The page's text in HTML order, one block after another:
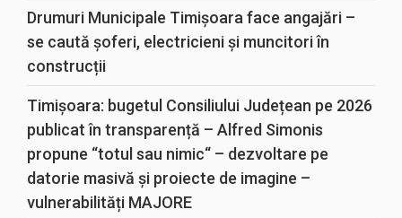
Drumuri Municipale Timișoara face angajări –
se caută șoferi, electricieni și muncitori în
construcții
Timișoara: bugetul Consiliului Județean pe 2026
publicat în transparență – Alfred Simonis
propune “totul sau nimic“ – dezvoltare pe
datorie masivă și proiecte de imagine –
vulnerabilități MAJORE